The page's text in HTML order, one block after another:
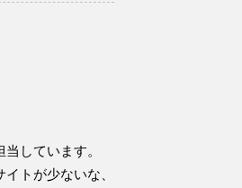
当しています。
トが少ないな、